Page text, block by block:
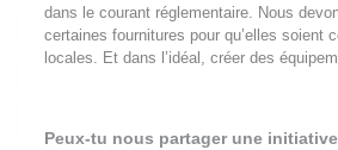
dans le courant réglementaire. Nous
certaines fournitures pour qu’elles soient
locales. Et dans l’idéal, créer des
Peux-tu nous partager une